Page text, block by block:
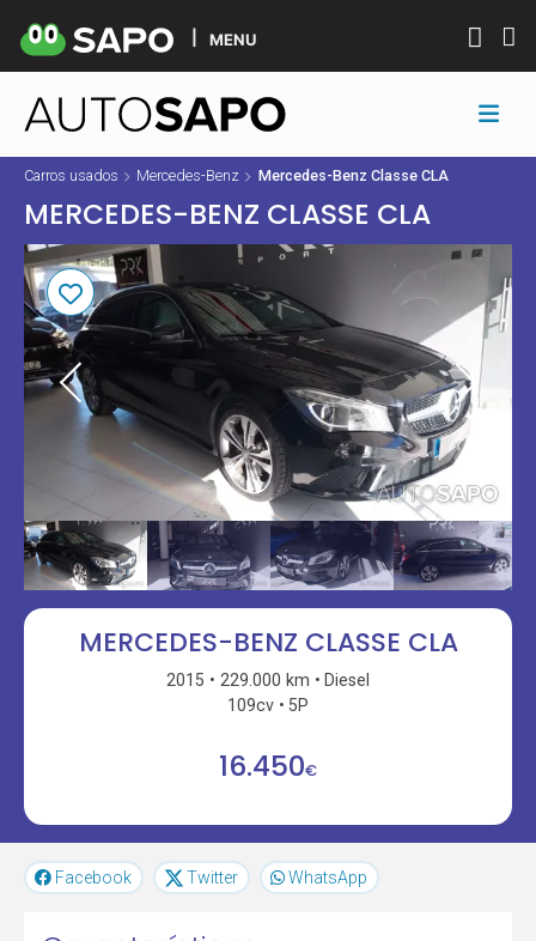
MENU
Carros usados Mercedes-Benz Mercedes-Benz Classe CLA
MERCEDES-BENZ CLASSE CLA
MERCEDES-BENZ CLASSE CLA
2015 229.000 km
Diesel
109cv
5P
16.450€
Facebook Twitter WhatsApp